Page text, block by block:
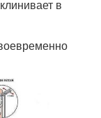
в